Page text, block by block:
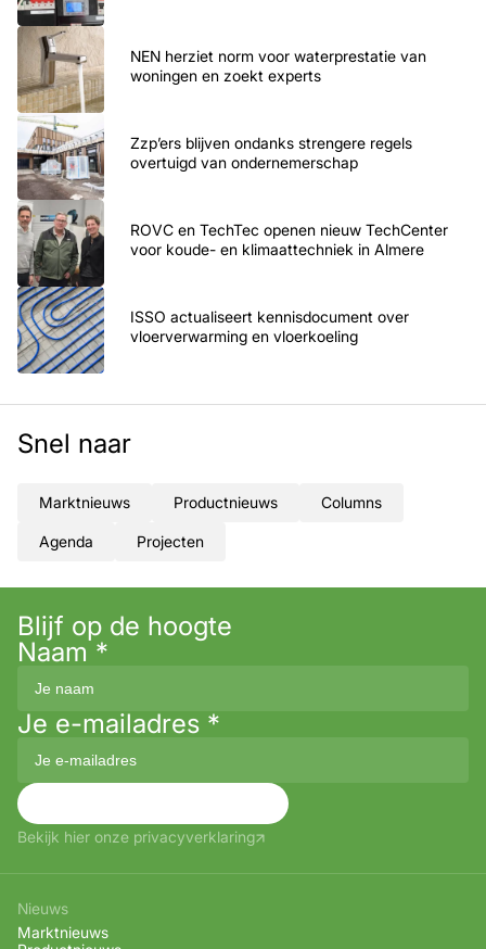
NEN herziet norm voor waterprestatie van
woningen en zoekt experts
Zzp’ers blijven ondanks strengere regels
overtuigd van ondernemerschap
ROVC en TechTec openen nieuw TechCenter
voor koude- en klimaattechniek in Almere
ISSO actualiseert kennisdocument over
vloerverwarming en vloerkoeling
Snel naar
Marktnieuws Productnieuws Columns
Agenda Projecten
Blijf op de hoogte
Naam *
Je e-mailadres *
Bekijk hier onze privacyverklaring
Nieuws
Marktnieuws